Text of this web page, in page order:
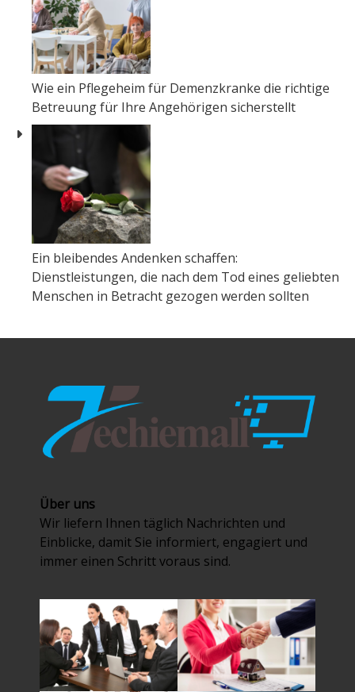
Wie ein Pflegeheim für Demenzkranke die richtige
Betreuung für Ihre Angehörigen sicherstellt
Ein bleibendes Andenken schaffen:
Dienstleistungen, die nach dem Tod eines geliebten
Menschen in Betracht gezogen werden sollten
Über uns
Wir liefern Ihnen täglich Nachrichten und
Einblicke, damit Sie informiert, engagiert und
immer einen Schritt voraus sind.